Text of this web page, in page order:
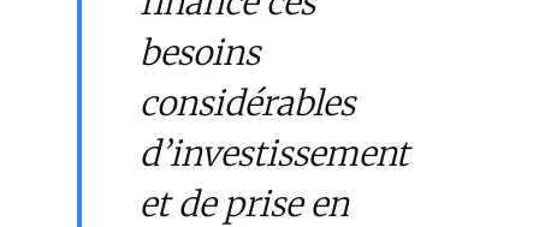
besoins
considérables
d’investissement
et de prise en